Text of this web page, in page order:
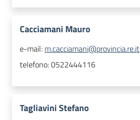
Cacciamani Mauro
e-mail: m.cacciamani@provincia.re.it
telefono:0522444116
Tagliavini Stefano